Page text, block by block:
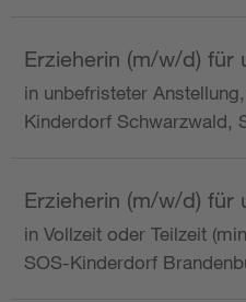
Erzieherin (m/w/d) für
in unbefristeter
Kinderdorf Schwarzwald,
Erzieherin (m/w/d) für
in Vollzeit oder Teilzeit
SOS-Kinderdorf